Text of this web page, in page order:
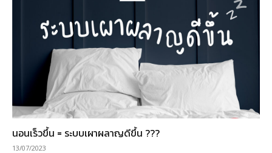
นอนเร็วขึ้น = ระบบเผาผลาญดีขึ้น ???
13/07/2023